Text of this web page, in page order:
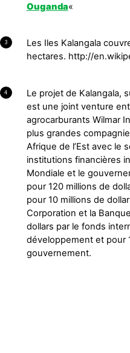
Ouganda«
3
Les Iles Kalangala
hectares. http://
4
Le projet de Kalangala,
est une joint venture
agrocarburants Wilmar
plus grandes
Afrique de l’Est avec le
institutions financières
Mondiale et le
pour 120 millions de
pour 10 millions de
Corporation et la
dollars par le fonds
développement et pour
gouvernement.